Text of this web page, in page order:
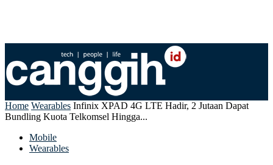
Home Wearables Infinix XPAD 4G LTE Hadir, 2 Jutaan Dapat
Bundling Kuota Telkomsel Hingga...
Mobile
Wearables